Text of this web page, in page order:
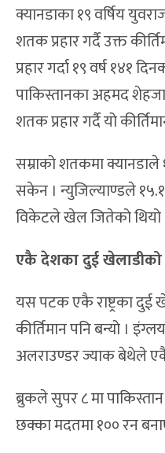
क्यानडाका १९ वर्षिय
शतक प्रहार गर्दै उक्त
प्रहार गर्दा १९ वर्ष १४१
पाकिस्तानका अहमद
शतक प्रहार गर्दै यो
सम्राको शतकमा क्यानडाले
सकेन । न्युजिल्याण्डले
विकेटले खेल जितेको थियो
एकै देशका दुई
यस पटक एकै राष्ट्रका दुई
कीर्तिमान पनि बन्यो ।
अलराउण्डर ज्याक बेथेले
ब्रुकले सुपर ८ मा
छक्का मदतमा १०० रन